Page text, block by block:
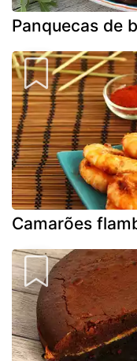
Panquecas de
Camarões